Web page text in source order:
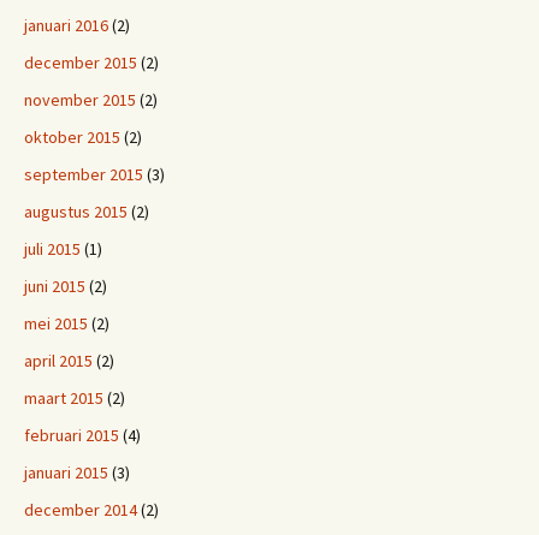
januari 2016(2)
december 2015 (2)
november 2015 (2)
oktober 2015 (2)
september 2015 (3)
augustus 2015 (2)
juli 2015 (1)
juni 2015 (2)
mei 2015 (2)
april 2015 (2)
maart 2015 (2)
februari 2015 (4)
januari 2015 (3)
december 2014(2)